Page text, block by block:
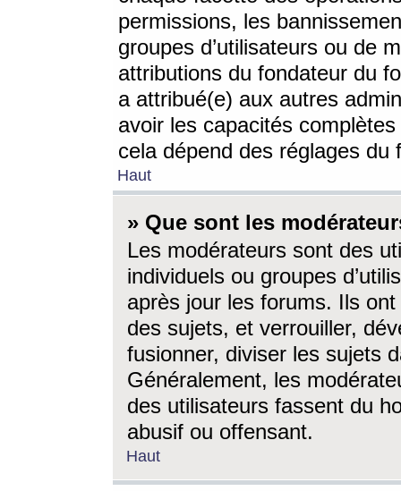
permissions, les
groupes d’utilisateurs ou de
attributions du fondateur du
a attribué(e) aux autres
avoir les capacités
cela dépend des réglages du
Haut
» Que sont les
Les modérateurs sont des
individuels ou groupes
après jour les forums. Ils ont
des sujets, et verrouiller,
fusionner, diviser les sujets
Généralement, les
des utilisateurs fassent du
abusif ou offensant.
Haut